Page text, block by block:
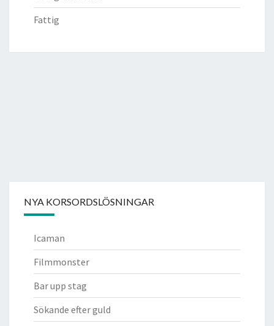
Fattig
NYA KORSORDSLÖSNINGAR
Icaman
Filmmonster
Bar upp stag
Sökande efter guld